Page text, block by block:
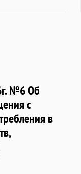
№6 Об
с
в